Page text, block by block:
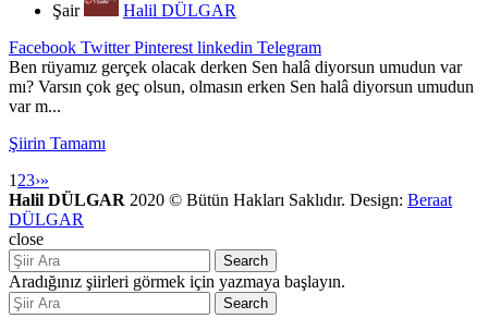
Şair
Halil DÜLGAR
Facebook Twitter Pinterest linkedin Telegram
Ben rüyamız gerçek olacak derken Sen halâ diyorsun umudun var
mı? Varsın çok geç olsun, olmasın erken Sen halâ diyorsun umudun
var m...
Şiirin Tamamı
1 23›»
Halil DÜLGAR 2020 © Bütün Hakları Saklıdır. Design: Beraat
DÜLGAR
close
Search
Aradığınız şiirleri görmek için yazmaya başlayın.
Search